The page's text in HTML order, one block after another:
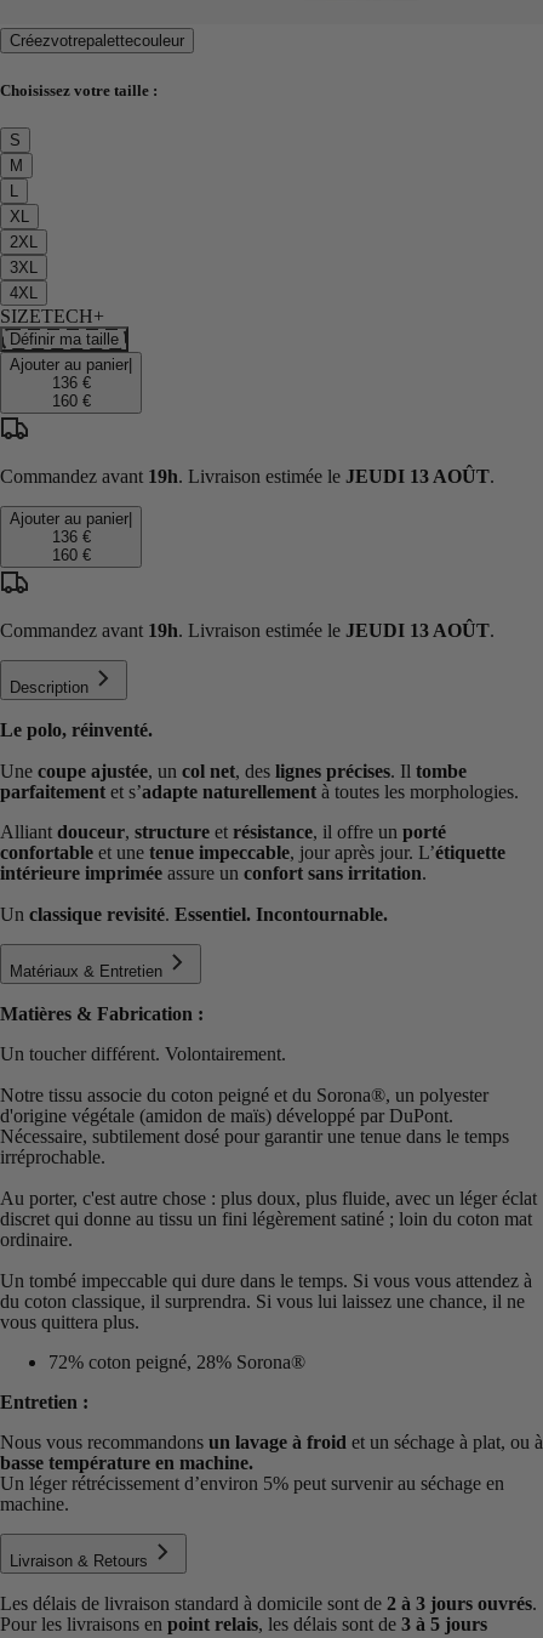
Créezvotrepalettecouleur
Choisissez votre taille :
S
M
L
XL
2XL
3XL
4XL
SIZETECH+
Définir ma taille
Ajouter au panier
136 €
160 €
Commandez avant 19h. Livraison estimée le JEUDI 13 AOÛT.
Ajouter au panier
136 €
160 €
Commandez avant 19h. Livraison estimée le JEUDI 13 AOÛT.
Description
Le polo, réinventé.
Une coupe ajustée, un col net, des lignes précises. Il tombe
parfaitement et s’adapte naturellement à toutes les morphologies.
Alliant douceur, structure et résistance, il offre un porté
confortable et une tenue impeccable, jour après jour. L’étiquette
intérieure imprimée assure un confort sans irritation.
Un classique revisité. Essentiel. Incontournable.
Matériaux & Entretien
Matières & Fabrication :
Un toucher différent. Volontairement.
Notre tissu associe du coton peigné et du Sorona®️, un polyester
d'origine végétale (amidon de maïs) développé par DuPont.
Nécessaire, subtilement dosé pour garantir une tenue dans le temps
irréprochable.
Au porter, c'est autre chose : plus doux, plus fluide, avec un léger éclat
discret qui donne au tissu un fini légèrement satiné ; loin du coton mat
ordinaire.
Un tombé impeccable qui dure dans le temps. Si vous vous attendez à
du coton classique, il surprendra. Si vous lui laissez une chance, il ne
vous quittera plus.
72% coton peigné, 28% Sorona®
Entretien :
Nous vous recommandons un lavage à froid et un séchage à plat, ou à
basse température en machine.
Un léger rétrécissement d’environ 5% peut survenir au séchage en
machine.
Livraison & Retours
Les délais de livraison standard à domicile sont de 2 à 3 jours ouvrés.
Pour les livraisons en point relais, les délais sont de 3 à 5 jours